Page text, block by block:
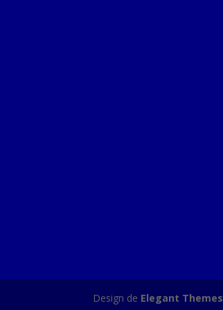
Design de Elegant Themes